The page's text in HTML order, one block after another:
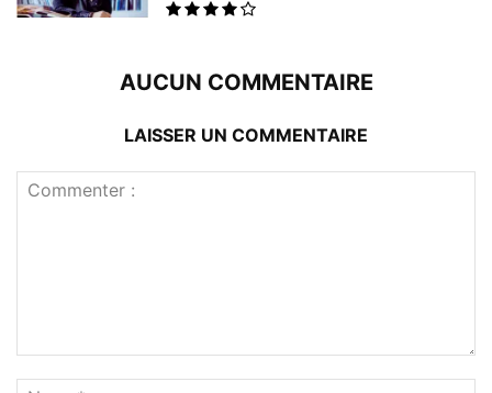
AUCUN COMMENTAIRE
LAISSER UN COMMENTAIRE